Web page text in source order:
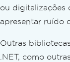
ou digitalizações
apresentar ruído
Outras bibliotecas
.NET, como